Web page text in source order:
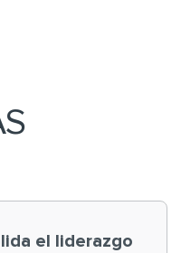
el liderazgo